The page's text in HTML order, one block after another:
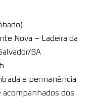
Nova – Ladeira da
BA
e permanência
dos